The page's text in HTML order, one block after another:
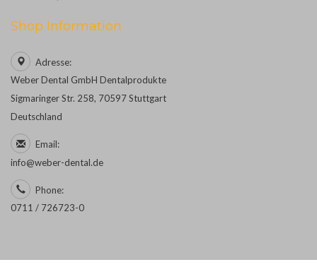
Shop Information
Adresse:
Weber Dental GmbH Dentalprodukte
Sigmaringer Str. 258, 70597 Stuttgart
Deutschland
Email:
info@weber-dental.de
Phone:
0711 / 726723-0